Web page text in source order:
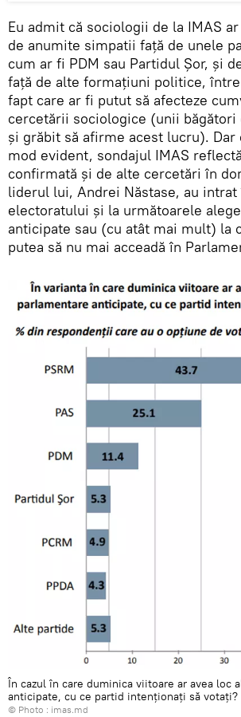
Eu admit că sociologii de la IMAS
de anumite simpatii față de unele
cum ar fi PDM sau Partidul Șor, și
față de alte formațiuni politice, între
fapt care ar fi putut să afecteze
cercetării sociologice (unii băgători
și grăbit să afirme acest lucru). Dar
mod evident, sondajul IMAS
confirmată și de alte cercetări în
liderul lui, Andrei Năstase, au intrat
electoratului și la următoarele
anticipate sau (cu atât mai mult) la
putea să nu mai acceadă în
În cazul în care duminica viitoare ar avea loc
anticipate, cu ce partid intenționați să votați?
© Photo : imas.md